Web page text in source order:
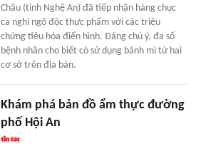
Châu (tỉnh Nghệ An) đã tiếp nhận hàng chục
ca nghi ngộ độc thực phẩm với các triệu
chứng tiêu hóa điển hình. Đáng chú ý, đa số
bệnh nhân cho biết có sử dụng bánh mì từ hai
cơ sở trên địa bàn.
Khám phá bản đồ ẩm thực đường
phố Hội An